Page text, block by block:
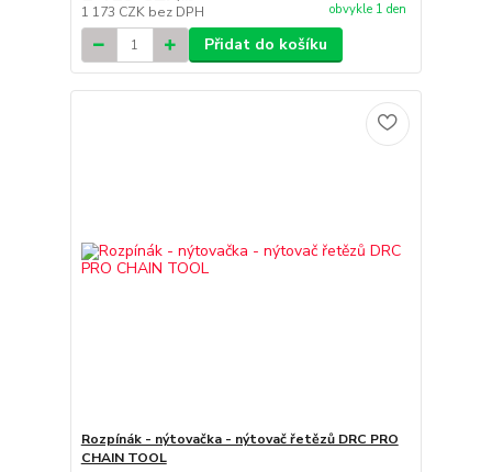
1 173 CZK bez DPH obvykle 1 den
Přidat do košíku
Rozpínák - nýtovačka - nýtovač řetězů DRC PRO
CHAIN TOOL